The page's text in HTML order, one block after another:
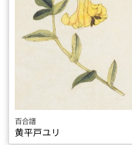
百合譜
黄平戸ユリ